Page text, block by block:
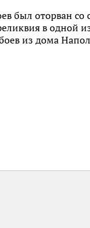
был оторван со
в одной
из дома